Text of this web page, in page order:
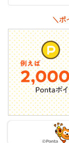
＼ポ